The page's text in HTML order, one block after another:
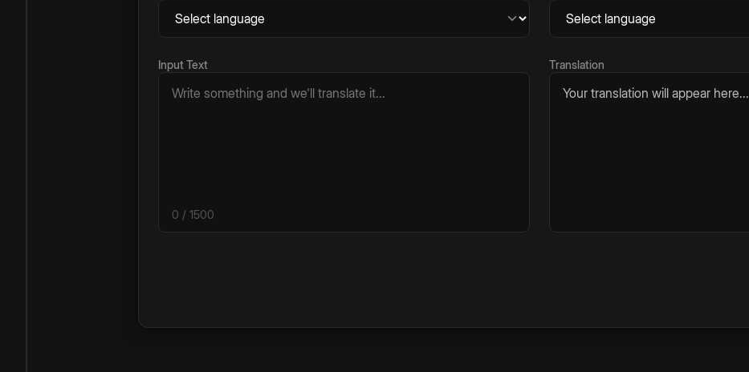
Input Text
0 / 1500
Translation
Your translation will appear here...